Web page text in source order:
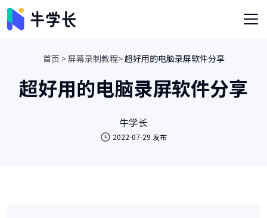
首页 >屏幕录制教程>超好用的电脑录屏软件分享
超好用的电脑录屏软件分享
牛学长
2022-07-29 发布